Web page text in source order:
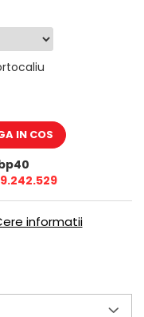
IN COS
informatii